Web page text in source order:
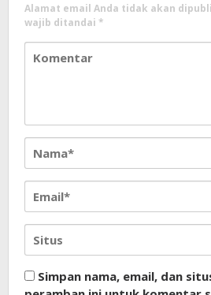
Alamat email Anda tidak akan
wajib ditandai *
Simpan nama, email, dan